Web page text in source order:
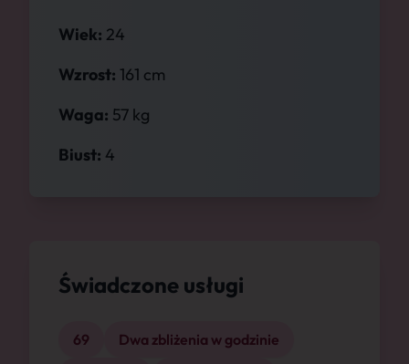
Wiek: 24
Wzrost: 161 cm
Waga: 57 kg
Biust: 4
Świadczone usługi
69
Dwa zbliżenia w godzinie